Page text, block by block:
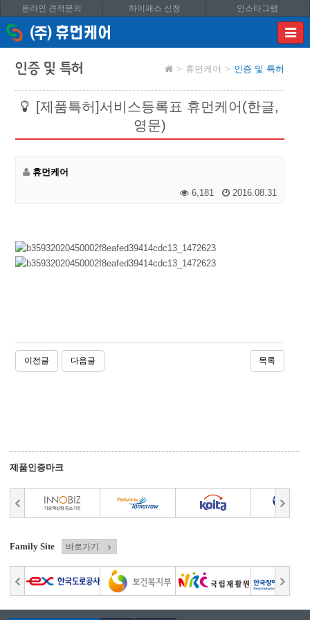
온라인 견적문의 하이패스 신청 인스타그램
이메
입력
인증 및 특허 휴먼케어 인증 및 특허
[제품특허]서비스등록표 휴먼케어(한글,
영문)
휴먼케어
6,181
2016.08.31
이전글 다음글 목록
제품인증마크
Family Site 바로가기